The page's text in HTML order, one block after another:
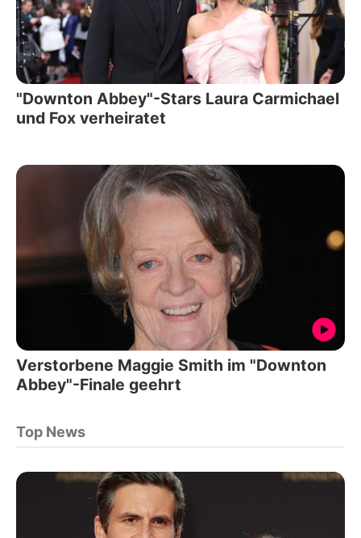
"Downton Abbey"-Stars Laura Carmichael
und Fox verheiratet
Verstorbene Maggie Smith im "Downton
Abbey"-Finale geehrt
Top News